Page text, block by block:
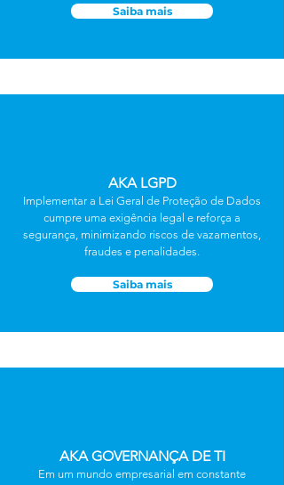
Saiba mais
AKA LGPD
Implementar a Lei Geral de Proteção de Dados
cumpre uma exigência legal e reforça a
segurança, minimizando riscos de vazamentos,
fraudes e penalidades.
Saiba mais
AKA GOVERNANÇA DE TI
Em um mundo empresarial em constante